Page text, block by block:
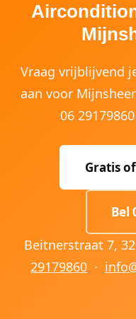
Vraag vrijblijvend
aan voor
06
Gratis
Bel
Beitnerstraat 7,
29179860 ·